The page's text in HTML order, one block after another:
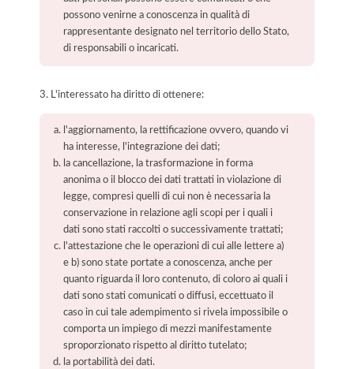
possono venirne a conoscenza in qualità di
rappresentante designato nel territorio dello Stato,
di responsabili o incaricati.
3. L'interessato ha diritto di ottenere:
l'aggiornamento, la rettificazione ovvero, quando vi
ha interesse, l'integrazione dei dati;
la cancellazione, la trasformazione in forma
anonima o il blocco dei dati trattati in violazione di
legge, compresi quelli di cui non è necessaria la
conservazione in relazione agli scopi per i quali i
dati sono stati raccolti o successivamente trattati;
l'attestazione che le operazioni di cui alle lettere a)
e b) sono state portate a conoscenza, anche per
quanto riguarda il loro contenuto, di coloro ai quali i
dati sono stati comunicati o diffusi, eccettuato il
caso in cui tale adempimento si rivela impossibile o
comporta un impiego di mezzi manifestamente
sproporzionato rispetto al diritto tutelato;
la portabilità dei dati.